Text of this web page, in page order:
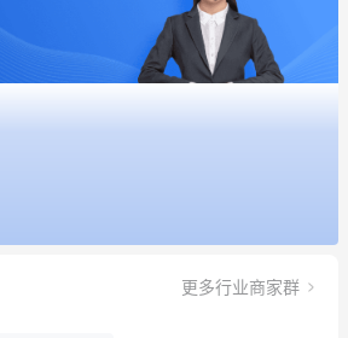
更多行业商家群
微信、小红书同时经营了
域和服务提高竞争力